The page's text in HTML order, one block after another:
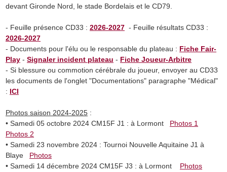
devant Gironde Nord, le stade Bordelais et le CD79.
- Feuille présence CD33 : 2026-2027 - Feuille résultats CD33 :
2026-2027
- Documents pour l'élu ou le responsable du plateau : Fiche Fair-
Play - Signaler incident plateau - Fiche Joueur-Arbitre
- Si blessure ou commotion cérébrale du joueur, envoyer au CD33
les documents de l'onglet "Documentations" paragraphe "Médical"
: ICI
Photos saison 2024-2025 :
• Samedi 05 octobre 2024 CM15F J1 : à Lormont
Photos 1
Photos 2
• Samedi 23 novembre 2024 : Tournoi Nouvelle Aquitaine J1 à
Blaye
Photos
• Samedi 14 décembre 2024 CM15F J3 : à Lormont
Photos